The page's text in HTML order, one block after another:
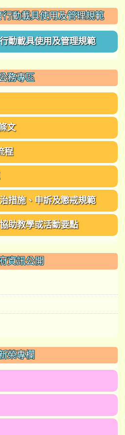
動載具使用及管理規範
動載具使用及管理規範
務專區
文
程
措施、申訴及懲戒規範
助教學或活動要點
資訊公開
榮專欄